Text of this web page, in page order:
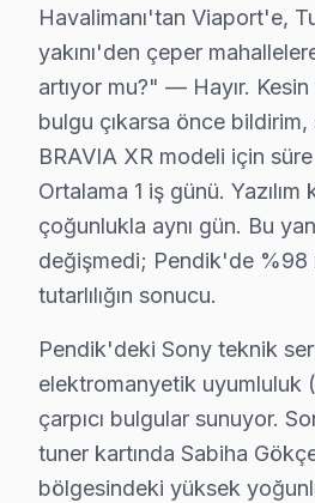
· Çekmeköy Sony
· Kadıköy Sony
· Kartal Sony
· Maltepe Sony
· Sancaktepe Sony
· Şile Sony
Pendik Diğer Marka
· Pendik Philips
· Pendik Hi-Level
· Pendik iFFALCON
· Pendik Samsung
· Pendik LG
· Pendik Panasonic
Havalimanı'tan Viaport'e,
yakını'den çeper
artıyor mu?" — Hayır.
bulgu çıkarsa önce
BRAVIA XR modeli için
Ortalama 1 iş günü. Yazılım
çoğunlukla aynı gün. Bu
değişmedi; Pendik'de %98
tutarlılığın sonucu.
Pendik'deki Sony teknik
elektromanyetik uyumluluk
çarpıcı bulgular sunuyor.
tuner kartında Sabiha
bölgesindeki yüksek